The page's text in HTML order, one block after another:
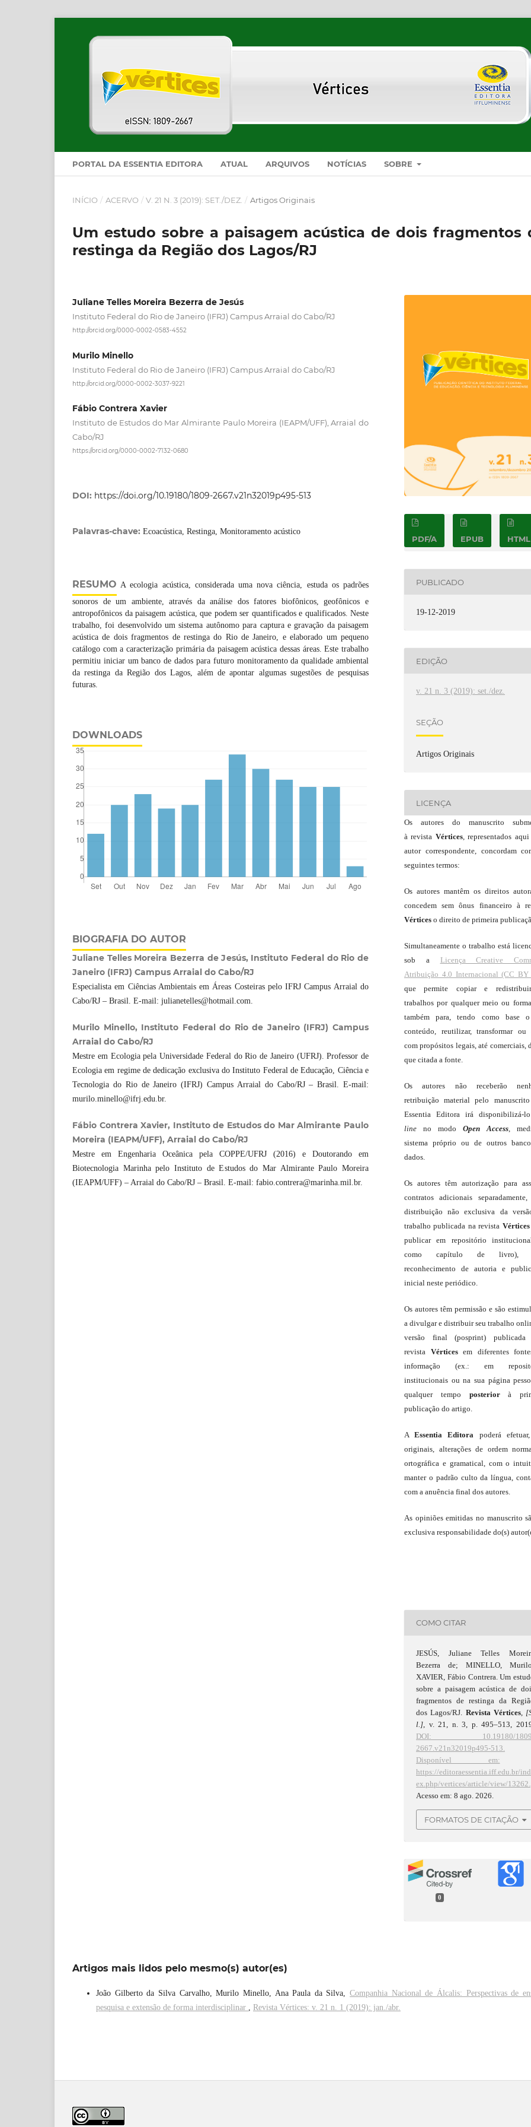
PORTAL DA ESSENTIA EDITORA ATUAL ARQUIVOS NOTÍCIAS SOBRE
INÍCIO / ACERVO / V. 21 N. 3 (2019): SET./DEZ. / Artigos Originais
Um estudo sobre a paisagem acústica de dois fragmentos
restinga da Região dos Lagos/RJ
Juliane Telles Moreira Bezerra de Jesús
Instituto Federal do Rio de Janeiro (IFRJ) Campus Arraial do Cabo/RJ
http://orcid.org/0000-0002-0583-4552
Murilo Minello
Instituto Federal do Rio de Janeiro (IFRJ) Campus Arraial do Cabo/RJ
http://orcid.org/0000-0002-3037-9221
Fábio Contrera Xavier
Instituto de Estudos do Mar Almirante Paulo Moreira (IEAPM/UFF), Arraial do
Cabo/RJ
https://orcid.org/0000-0002-7132-0680
DOI: https://doi.org/10.19180/1809-2667.v21n32019p495-513
Palavras-chave: Ecoacústica, Restinga, Monitoramento acústico
RESUMO A ecologia acústica, considerada uma nova ciência, estuda os padrões
sonoros de um ambiente, através da análise dos fatores biofônicos, geofônicos e
antropofônicos da paisagem acústica, que podem ser quantificados e qualificados. Neste
trabalho, foi desenvolvido um sistema autônomo para captura e gravação da paisagem
acústica de dois fragmentos de restinga do Rio de Janeiro, e elaborado um pequeno
catálogo com a caracterização primária da paisagem acústica dessas áreas. Este trabalho
permitiu iniciar um banco de dados para futuro monitoramento da qualidade ambiental
da restinga da Região dos Lagos, além de apontar algumas sugestões de pesquisas
futuras.
DOWNLOADS
BIOGRAFIA DO AUTOR
Juliane Telles Moreira Bezerra de Jesús, Instituto Federal do Rio de
Janeiro (IFRJ) Campus Arraial do Cabo/RJ
Especialista em Ciências Ambientais em Áreas Costeiras pelo IFRJ Campus Arraial do
Cabo/RJ – Brasil. E-mail: julianetelles@hotmail.com.
Murilo Minello, Instituto Federal do Rio de Janeiro (IFRJ) Campus
Arraial do Cabo/RJ
Mestre em Ecologia pela Universidade Federal do Rio de Janeiro (UFRJ). Professor de
Ecologia em regime de dedicação exclusiva do Instituto Federal de Educação, Ciência e
Tecnologia do Rio de Janeiro (IFRJ) Campus Arraial do Cabo/RJ – Brasil. E-mail:
murilo.minello@ifrj.edu.br.
Fábio Contrera Xavier, Instituto de Estudos do Mar Almirante Paulo
Moreira (IEAPM/UFF), Arraial do Cabo/RJ
Mestre em Engenharia Oceânica pela COPPE/UFRJ (2016) e Doutorando em
Biotecnologia Marinha pelo Instituto de Estudos do Mar Almirante Paulo Moreira
(IEAPM/UFF) – Arraial do Cabo/RJ – Brasil. E-mail: fabio.contrera@marinha.mil.br.
PDF/A EPUB HTML
PUBLICADO
19-12-2019
EDIÇÃO
v. 21 n. 3 (2019): set./dez.
SEÇÃO
Artigos Originais
LICENÇA
Os autores do manuscrito
à revista Vértices, representados
autor correspondente, concordam
seguintes termos:
Os autores mantêm os direitos
concedem sem ônus financeiro à
Vértices o direito de primeira
Simultaneamente o trabalho está
sob a Licença Creative
Atribuição 4.0 Internacional (CC BY
que permite copiar e
trabalhos por qualquer meio ou
também para, tendo como base
conteúdo, reutilizar, transformar ou
com propósitos legais, até comerciais,
que citada a fonte.
Os autores não receberão
retribuição material pelo
Essentia Editora irá disponibilizá-lo
line no modo Open Access,
sistema próprio ou de outros
dados.
Os autores têm autorização para
contratos adicionais separadamente,
distribuição não exclusiva da
trabalho publicada na revista Vértices
publicar em repositório
como capítulo de livro),
reconhecimento de autoria e
inicial neste periódico.
Os autores têm permissão e são
a divulgar e distribuir seu trabalho
versão final (posprint) publicada
revista Vérticesem diferentes
informação (ex.: em
institucionais ou na sua página
qualquer tempo posteriorà
publicação do artigo.
AEssentia Editora poderá
originais, alterações de ordem
ortográfica e gramatical, com o
manter o padrão culto da língua,
com a anuência final dos autores.
As opiniões emitidas no manuscrito
exclusiva responsabilidade do(s)
COMO CITAR
JESÚS, Juliane Telles
Bezerra de; MINELLO,
XAVIER, Fábio Contrera. Um
sobre a paisagem acústica de
fragmentos de restinga da
dos Lagos/RJ. Revista Vértices,
l.] , v. 21, n. 3, p. 495–513,
DOI: 10.19180/
2667.v21n32019p495-513.
Disponível em:
https://editoraessentia.iff.edu.br/ind
ex.php/vertices/article/view/13262.
Acesso em: 8 ago. 2026.
FORMATOS DE CITAÇÃO
0
Artigos mais lidos pelo mesmo(s) autor(es)
João Gilberto da Silva Carvalho, Murilo Minello, Ana Paula da Silva,Companhia Nacional de Álcalis: Perspectivas de
pesquisa e extensão de forma interdisciplinar
Revista Vértices: v. 21 n. 1 (2019): jan./abr.